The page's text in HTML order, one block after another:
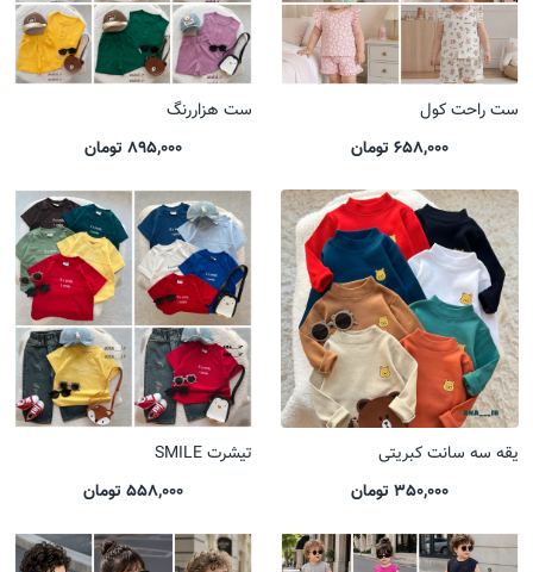
ست راحت کول
658,000 تومان
ست هزاررنگ
895,000 تومان
یقه سه سانت کبریتی
350,000 تومان
تیشرت SMILE
558,000 تومان